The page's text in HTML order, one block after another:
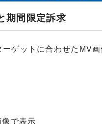
期間限定訴求
ゲットに合わせたMV
で表示